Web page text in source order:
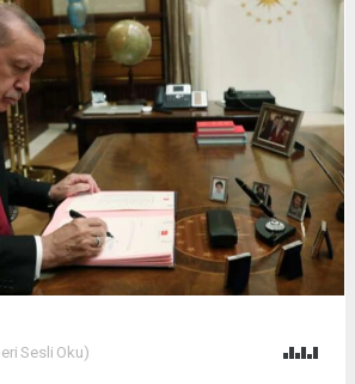
Sesli Oku)